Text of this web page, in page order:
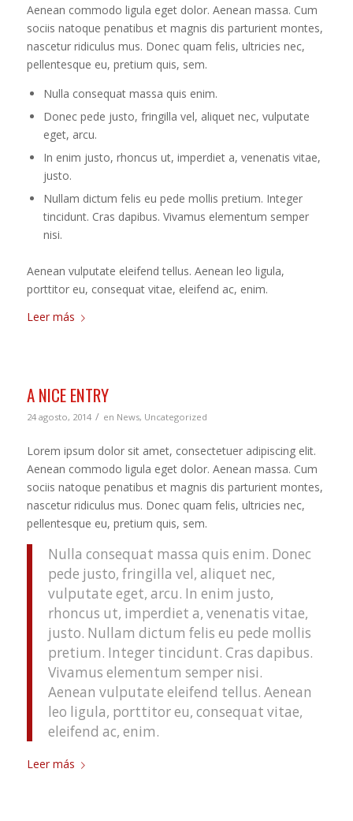
Aenean commodo ligula eget dolor. Aenean massa. Cum
sociis natoque penatibus et magnis dis parturient montes,
nascetur ridiculus mus. Donec quam felis, ultricies nec,
pellentesque eu, pretium quis, sem.
Nulla consequat massa quis enim.
Donec pede justo, fringilla vel, aliquet nec, vulputate
eget, arcu.
In enim justo, rhoncus ut, imperdiet a, venenatis vitae,
justo.
Nullam dictum felis eu pede mollis pretium. Integer
tincidunt. Cras dapibus. Vivamus elementum semper
nisi.
Aenean vulputate eleifend tellus. Aenean leo ligula,
porttitor eu, consequat vitae, eleifend ac, enim.
Leer más
A NICE ENTRY
24 agosto, 2014 / en News, Uncategorized
Lorem ipsum dolor sit amet, consectetuer adipiscing elit.
Aenean commodo ligula eget dolor. Aenean massa. Cum
sociis natoque penatibus et magnis dis parturient montes,
nascetur ridiculus mus. Donec quam felis, ultricies nec,
pellentesque eu, pretium quis, sem.
Nulla consequat massa quis enim. Donec
pede justo, fringilla vel, aliquet nec,
vulputate eget, arcu. In enim justo,
rhoncus ut, imperdiet a, venenatis vitae,
justo. Nullam dictum felis eu pede mollis
pretium. Integer tincidunt. Cras dapibus.
Vivamus elementum semper nisi.
Aenean vulputate eleifend tellus. Aenean
leo ligula, porttitor eu, consequat vitae,
eleifend ac, enim.
Leer más